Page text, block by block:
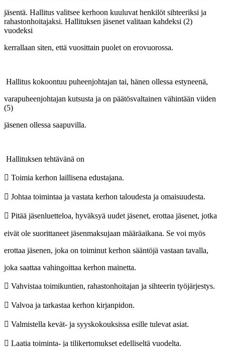
jäsentä. Hallitus valitsee kerhoon kuuluvat henkilöt sihteeriksi ja
rahastonhoitajaksi. Hallituksen jäsenet valitaan kahdeksi (2)
vuodeksi
kerrallaan siten, että vuosittain puolet on erovuorossa.
Hallitus kokoontuu puheenjohtajan tai, hänen ollessa estyneenä,
varapuheenjohtajan kutsusta ja on päätösvaltainen vähintään viiden
(5)
jäsenen ollessa saapuvilla.
Hallituksen tehtävänä on
 Toimia kerhon laillisena edustajana.
 Johtaa toimintaa ja vastata kerhon taloudesta ja omaisuudesta.
 Pitää jäsenluetteloa, hyväksyä uudet jäsenet, erottaa jäsenet, jotka
eivät ole suorittaneet jäsenmaksujaan määräaikana. Se voi myös
erottaa jäsenen, joka on toiminut kerhon sääntöjä vastaan tavalla,
joka saattaa vahingoittaa kerhon mainetta.
 Vahvistaa toimikuntien, rahastonhoitajan ja sihteerin työjärjestys.
 Valvoa ja tarkastaa kerhon kirjanpidon.
 Valmistella kevät- ja syyskokouksissa esille tulevat asiat.
 Laatia toiminta- ja tilikertomukset edelliseltä vuodelta.